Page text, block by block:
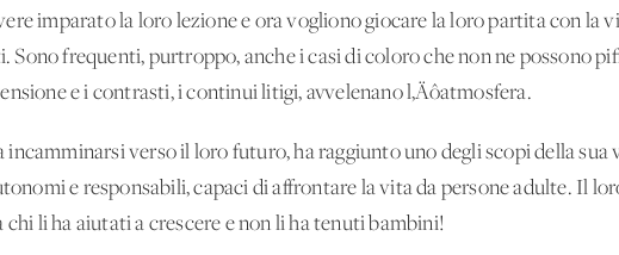
imparato la loro lezione e ora vogliono giocare la loro partita con la
Sono frequenti, purtroppo, anche i casi di coloro che non ne possono
e i contrasti, i continui litigi, avvelenano l‚Äôatmosfera.
incamminarsi verso il loro futuro, ha raggiunto uno degli scopi della sua
e responsabili, capaci di affrontare la vita da persone adulte. Il
li ha aiutati a crescere e non li ha tenuti bambini!